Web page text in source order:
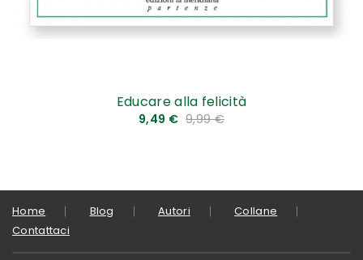
Educare alla felicità
9,49 € 9,99 €
Home Blog Autori
Collane
Contattaci